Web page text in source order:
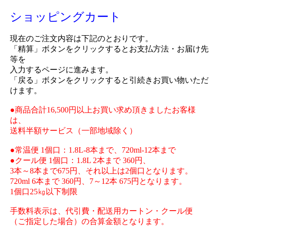
ショッピングカート
現在のご注文内容は下記のとおりです。
「精算」ボタンをクリックするとお支払方法・お届け先
等を
入力するページに進みます。
「戻る」ボタンをクリックすると引続きお買い物いただ
けます。
●商品合計16,500円以上お買い求め頂きましたお客様
は、
送料半額サービス（一部地域除く）
●常温便 1個口：1.8L-8本まで、720ml-12本まで
●クール便 1個口：1.8L 2本まで 360円、
3本～8本まで675円、それ以上は2個口となります。
720ml 6本まで 360円、7～12本 675円となります。
1個口25㎏以下制限
手数料表示は、代引費・配送用カートン・クール便
（ご指定した場合）の合算金額となります。